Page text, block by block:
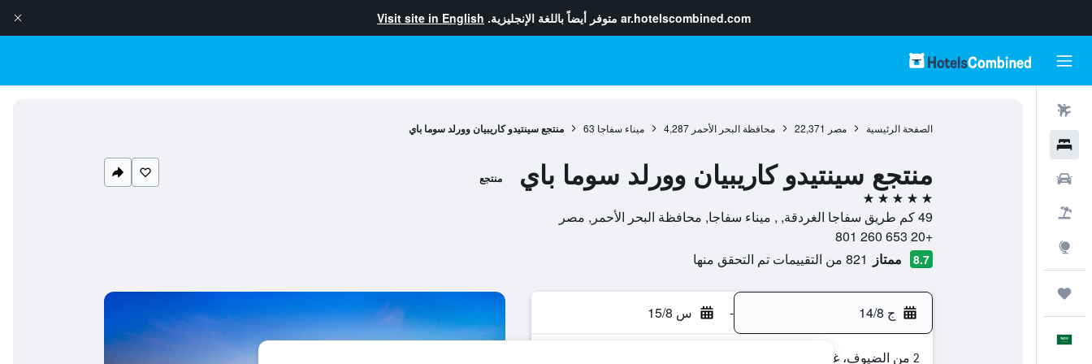
ar.hotelscombined.com متوفر أيضاً باللغة الإنجليزية. Visit site in English
الصفحة الرئيسية مصر 22,371 محافظة البحر الأحمر 4,287 ميناء سفاجا 63 منتجع سينتيدو كاريبيان وورلد سوما باي
منتجع سينتيدو كاريبيان وورلد سوما باي منتجع
5 نجوم
49 كم طريق سفاجا الغردقة, , ميناء سفاجا, محافظة البحر الأحمر, مصر
+20 653 260 801
8.7 ممتاز 821 من التقييمات تم التحقق منها
ج 14/8 - س 15/8
2 من الضيوف، غرفة واحدة